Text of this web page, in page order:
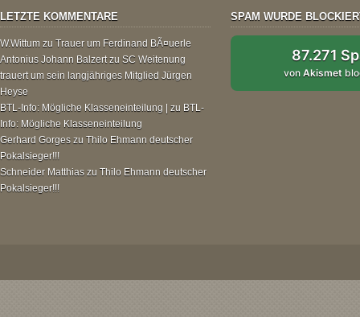
LETZTE KOMMENTARE
W.Wittum zu Trauer um Ferdinand BÃ¤uerle
Antonius Johann Balzertzu SC Weitenung
trauert um sein langjähriges Mitglied Jürgen
Heyse
BTL-Info: Mögliche Klasseneinteilung | zu BTL-
Info: Mögliche Klasseneinteilung
Gerhard Gorges zu Thilo Ehmann deutscher
Pokalsieger!!!
Schneider Matthias zu Thilo Ehmann deutscher
Pokalsieger!!!
SPAM WURDE
87.271
vonAkismet